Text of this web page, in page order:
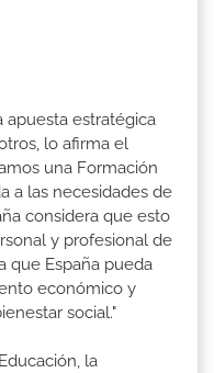
apuesta estratégica
lo afirma el
una Formación
a las necesidades de
considera que esto
y profesional de
que España pueda
económico y
social."
la